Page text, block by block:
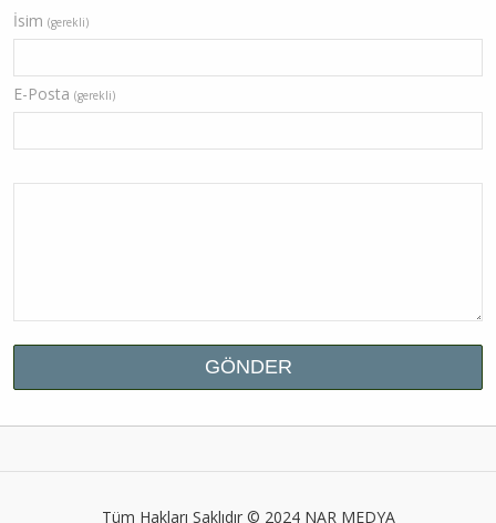
İsim (gerekli)
E-Posta (gerekli)
Tüm Hakları Saklıdır © 2024 NAR MEDYA